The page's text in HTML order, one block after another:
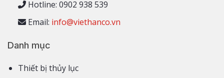
Hotline: 0902 938 539
Email: info@viethanco.vn
Danh mục
Thiết bị thủy lục